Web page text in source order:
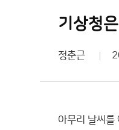
기상청
정춘근
아무리 날씨를